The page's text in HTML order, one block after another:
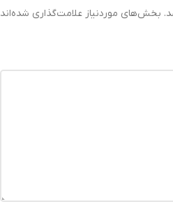
بخش‌های موردنیاز علامت‌گذاری شده‌اند